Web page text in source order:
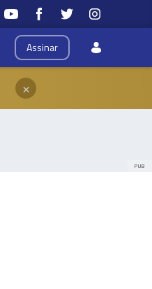
Assinar
×
PUB